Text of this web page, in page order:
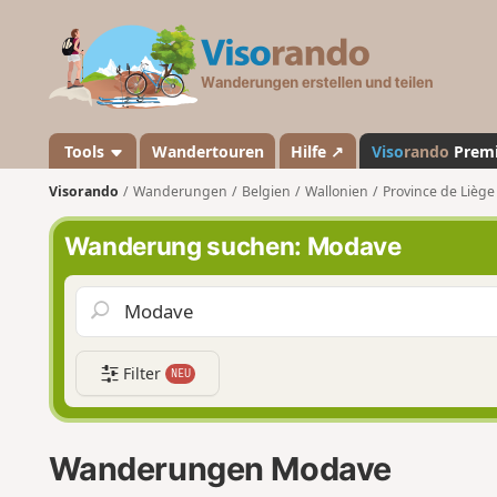
a
n
d
o
Tools Wandertouren Hilfe ↗ Visorando
Visorando Wanderungen Belgien Wallonien Province de Liège
Wanderung suchen: Modave
Filter NEU
Wanderungen Modave